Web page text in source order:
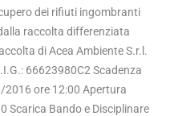
dei rifiuti ingombranti
raccolta differenziata
di Acea Ambiente S.r.l.
66623980C2 Scadenza
ore 12:00 Apertura
Scarica Bando e Disciplinare